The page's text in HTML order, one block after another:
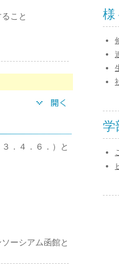
こと
．４．６．）と
ーシアム函館と
様
学